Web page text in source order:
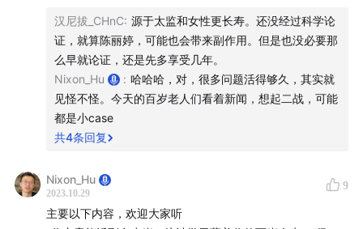
赞收藏转发，这对我们非常重要。
汉尼拔_CHnC: 源于太监和女性更长寿。还没经过科学论
证，就算陈丽婷，可能也会带来副作用。但是也没必要那
么早就论证，还是先多享受几年。
Nixon_Hu
: 哈哈哈，对，很多问题活得够久，其实就
见怪不怪。今天的百岁老人们看着新闻，想起二战，可能
都是小case
共4条回复
Nixon_Hu
2023.10.29
9
主要以下内容，欢迎大家听